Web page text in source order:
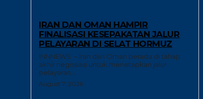
IRAN DAN OMAN HAMPIR
FINALISASI KESEPAKATAN JALUR
PELAYARAN DI SELAT HORMUZ
INNNEWS – Iran dan Oman berada di tahap
akhir negosiasi untuk menetapkan jalur
pelayaran...
August 7, 2026